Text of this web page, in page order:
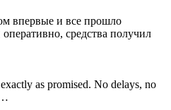
впервые и все прошло
средства получил
as promised. No delays, no